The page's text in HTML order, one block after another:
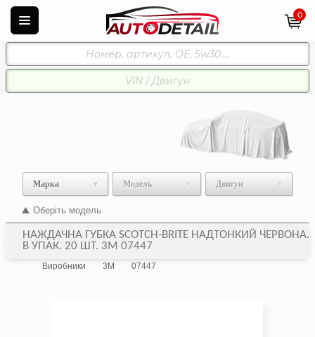
0
Марка Модель Двигун
Оберіть модель
НАЖДАЧНА ГУБКА SCOTCH-BRITE НАДТОНКИЙ ЧЕРВОНА.
В УПАК. 20 ШТ. 3M 07447
Виробники 3M 07447